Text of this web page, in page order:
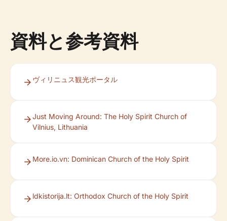
資料と参考資料
ヴィリニュス観光ポータル
Just Moving Around: The Holy Spirit Church of
Vilnius, Lithuania
More.io.vn: Dominican Church of the Holy Spirit
ldkistorija.lt: Orthodox Church of the Holy Spirit